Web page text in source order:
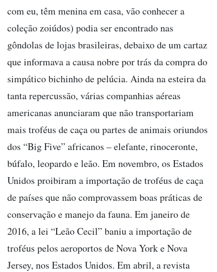
com eu, têm menina em casa, vão conhecer a
coleção zoiúdos) podia ser encontrado nas
gôndolas de lojas brasileiras, debaixo de um cartaz
que informava a causa nobre por trás da compra do
simpático bichinho de pelúcia. Ainda na esteira da
tanta repercussão, várias companhias aéreas
americanas anunciaram que não transportariam
mais troféus de caça ou partes de animais oriundos
dos “Big Five” africanos – elefante, rinoceronte,
búfalo, leopardo e leão. Em novembro, os Estados
Unidos proibiram a importação de troféus de caça
de países que não comprovassem boas práticas de
conservação e manejo da fauna. Em janeiro de
2016, a lei “Leão Cecil” baniu a importação de
troféus pelos aeroportos de Nova York e Nova
Jersey, nos Estados Unidos. Em abril, a revista